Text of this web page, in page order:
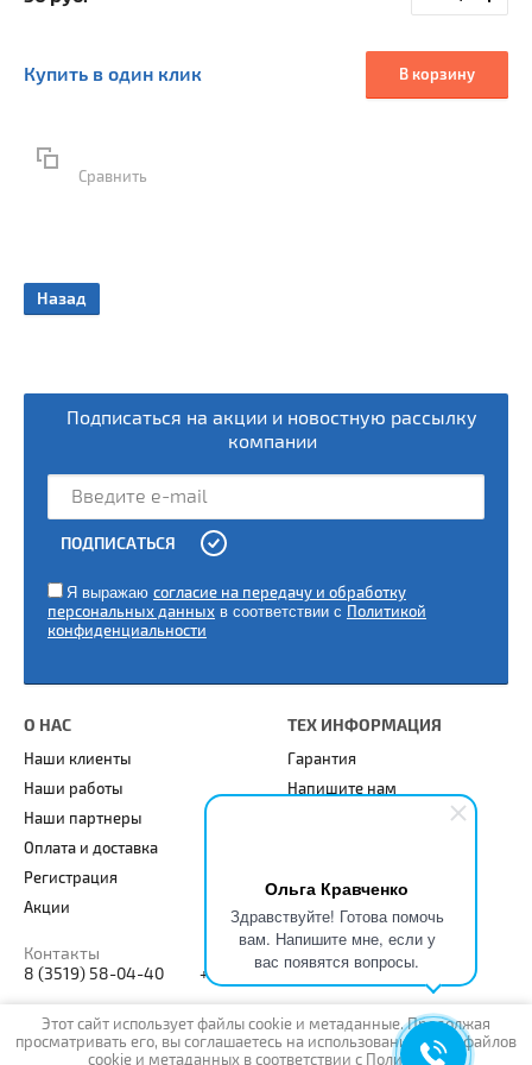
Ольга Кравченко
Здравствуйте! Готова помочь
вам. Напишите мне, если у
вас появятся вопросы.
Купить в один клик В корзину
Сравнить
Назад
Подписаться на акции и новостную рассылку
компании
Я выражаю согласие на передачу и обработку
персональных данных в соответствии с Политикой
конфиденциальности
ПОДПИСАТЬСЯ
О НАС
Наши клиенты
Наши работы
Наши партнеры
Оплата и доставка
Регистрация
Акции
ТЕХ ИНФОРМАЦИЯ
Гарантия
Напишите нам
Контакты
8 (3519) 58-04-40
+7 (904) 948-88-65
Этот сайт использует файлы cookie и метаданные. Продолжая
просматривать его, вы соглашаетесь на использование нами файлов
cookie и метаданных в соответствии с Политикой